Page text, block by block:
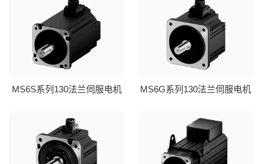
MS6S系列130法兰伺服电机 MS6G系列130法兰伺服电机